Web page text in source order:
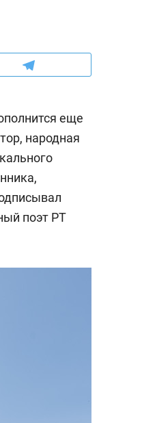
еще
народная
поэт РТ
Дизайнер-прораб